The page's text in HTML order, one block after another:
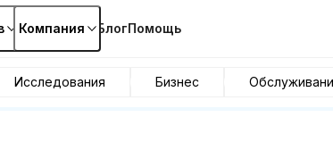
Компания БлогПомощь
Исследования Бизнес